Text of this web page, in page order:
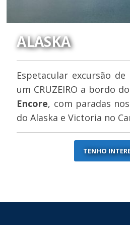
ALASKA
Espetacular excursão
um CRUZEIRO a bordo
Encore, com paradas
do Alaska e Victoria no
TENHO